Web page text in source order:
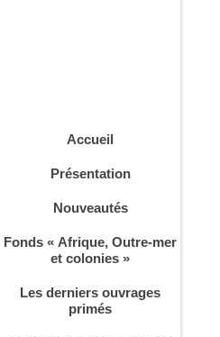
Accueil
Présentation
Nouveautés
Fonds « Afrique, Outre-mer
et colonies »
Les derniers ouvrages
primés